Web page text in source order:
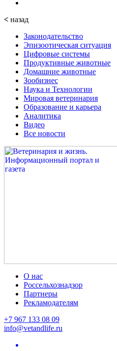
< назад
Законодательство
Эпизоотическая ситуация
Цифровые системы
Продуктивные животные
Домашние животные
Зообизнес
Наука и Технологии
Мировая ветеринария
Образование и карьера
Аналитика
Видео
Все новости
О нас
Россельхознадзор
Партнеры
Рекламодателям
+7 967 133 08 09
info@vetandlife.ru